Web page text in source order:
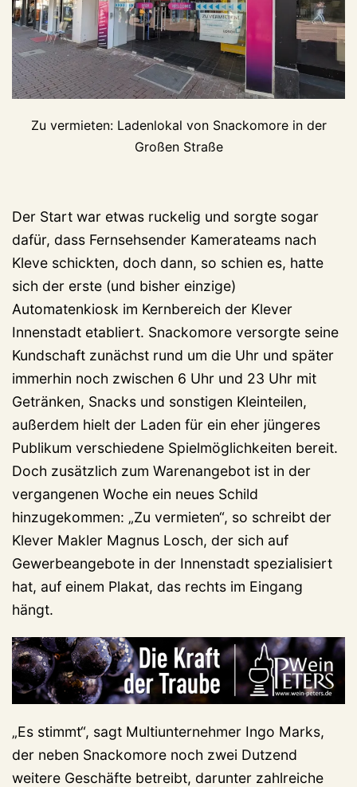
Zu vermieten: Ladenlokal von Snackomore in der
Großen Straße
Der Start war etwas ruckelig und sorgte sogar
dafür, dass Fernsehsender Kamerateams nach
Kleve schickten, doch dann, so schien es, hatte
sich der erste (und bisher einzige)
Automatenkiosk im Kernbereich der Klever
Innenstadt etabliert. Snackomore versorgte seine
Kundschaft zunächst rund um die Uhr und später
immerhin noch zwischen 6 Uhr und 23 Uhr mit
Getränken, Snacks und sonstigen Kleinteilen,
außerdem hielt der Laden für ein eher jüngeres
Publikum verschiedene Spielmöglichkeiten bereit.
Doch zusätzlich zum Warenangebot ist in der
vergangenen Woche ein neues Schild
hinzugekommen: „Zu vermieten“, so schreibt der
Klever Makler Magnus Losch, der sich auf
Gewerbeangebote in der Innenstadt spezialisiert
hat, auf einem Plakat, das rechts im Eingang
hängt.
„Es stimmt“, sagt Multiunternehmer Ingo Marks,
der neben Snackomore noch zwei Dutzend
weitere Geschäfte betreibt, darunter zahlreiche